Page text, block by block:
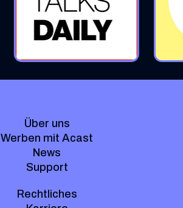
Über uns
Werben mit Acast
News
Support
Rechtliches